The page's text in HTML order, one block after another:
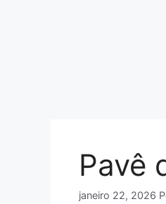
Pavê
janeiro 22, 2026